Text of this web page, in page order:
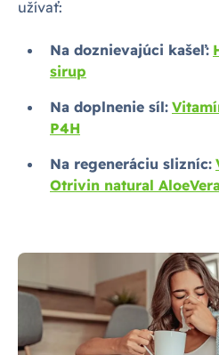
užívať:
Na doznievajúci kašeľ:
sirup
Na doplnenie síl:
P4H
Na regeneráciu slizníc:
Otrivin natural